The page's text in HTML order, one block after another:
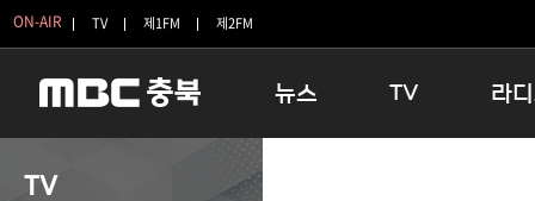
ON-AIR TV 제1FM 제2FM
뉴스 TV 라
TV